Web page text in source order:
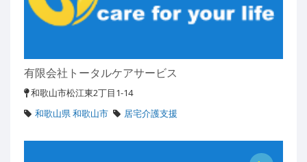
有限会社トータルケアサービス
和歌山市松江東2丁目1-14
和歌山県 和歌山市
居宅介護支援